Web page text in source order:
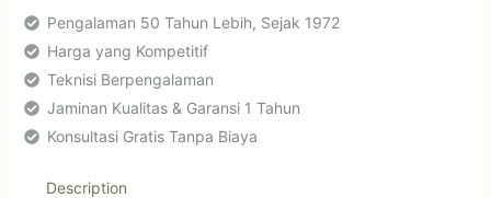
Pengalaman 50 Tahun Lebih, Sejak 1972
Harga yang Kompetitif
Teknisi Berpengalaman
Jaminan Kualitas & Garansi 1 Tahun
Konsultasi Gratis Tanpa Biaya
Description